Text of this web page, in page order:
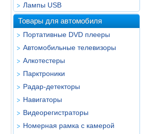
Лампы USB
Товары для автомобиля
Портативные DVD плееры
Автомобильные телевизоры
Алкотестеры
Парктроники
Радар-детекторы
Навигаторы
Видеорегистраторы
Номерная рамка с камерой